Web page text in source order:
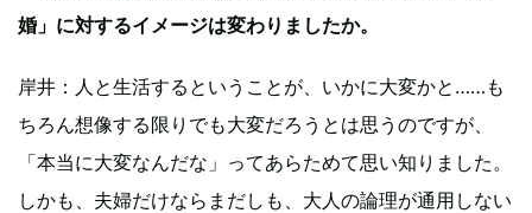
婚」に対するイメージは変わりましたか。
岸井：人と生活するということが、いかに大変かと……も
ちろん想像する限りでも大変だろうとは思うのですが、
「本当に大変なんだな」ってあらためて思い知りました。
しかも、夫婦だけならまだしも、大人の論理が通用しない